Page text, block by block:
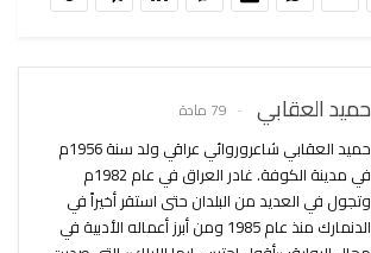
حميد العقابي 79 مادة
حميد العقابي شاعروروائي عراقي ولد سنة 1956م
في مدينة الكوفة. غادر العراق في عام 1982م
وتجول في العديد من البلدان حتى استقر أخيراً في
الدنمارك منذ عام 1985 ومن أبرز أعماله الأدبية في